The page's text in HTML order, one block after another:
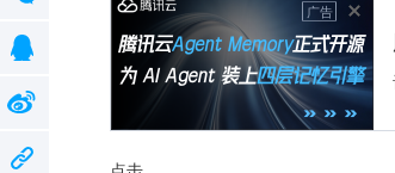
广告